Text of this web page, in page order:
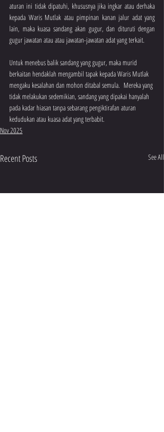
aturan ini tidak dipatuhi, khususnya jika ingkar atau derhaka
kepada Waris Mutlak atau pimpinan kanan jalur adat yang
lain, maka kuasa sandang akan gugur, dan dituruti dengan
gugur jawatan atau atau jawatan-jawatan adat yang terkait.
Untuk menebus balik sandang yang gugur, maka murid
berkaitan hendaklah mengambil tapak kepada Waris Mutlak
mengaku kesalahan dan mohon ditabal semula.  Mereka yang
tidak melakukan sedemikian, sandang yang dipakai hanyalah
pada kadar hiasan tanpa sebarang pengiktirafan aturan
kedudukan atau kuasa adat yang terbabit.
Nov 2025
Recent Posts See All